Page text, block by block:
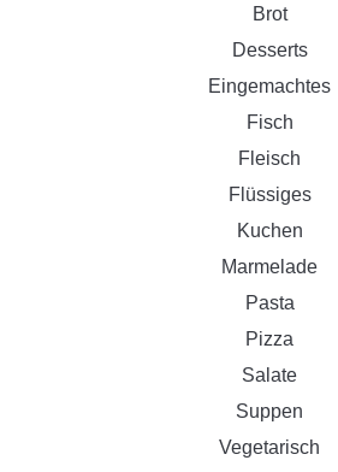
Brot
Desserts
Eingemachtes
Fisch
Fleisch
Flüssiges
Kuchen
Marmelade
Pasta
Pizza
Salate
Suppen
Vegetarisch